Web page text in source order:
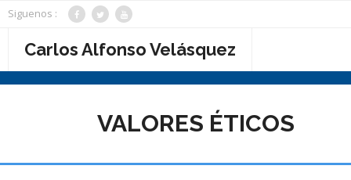
Saltar
contenido
Siguenos :
Carlos Alfonso Velásquez
VALORES ÉTICOS